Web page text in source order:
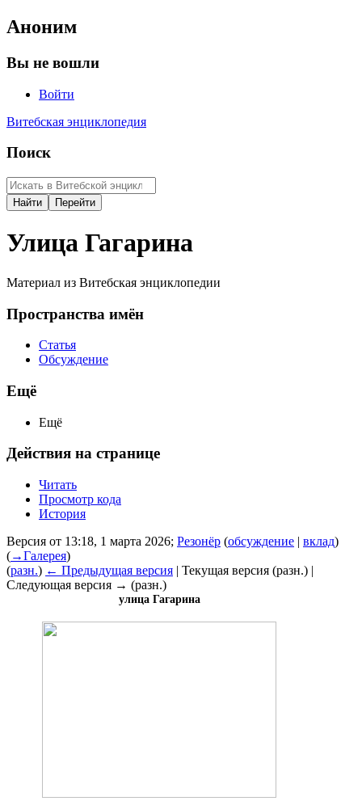
Аноним
Вы не вошли
Войти
Витебская энциклопедия
Поиск
Улица Гагарина
Материал из Витебская энциклопедии
Пространства имён
Статья
Обсуждение
Ещё
Ещё
Действия на странице
Читать
Просмотр кода
История
Версия от 13:18, 1 марта 2026; Резонёр (обсуждение | вклад)
(→Галерея)
(разн.) ← Предыдущая версия | Текущая версия (разн.) |
Следующая версия → (разн.)
улица Гагарина